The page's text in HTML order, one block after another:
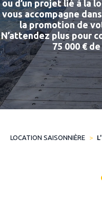
ou d’un projet lié à la
vous accompagne
la promotion de
N’attendez plus pour
75 000 €
LOCATION SAISONNIÈRE